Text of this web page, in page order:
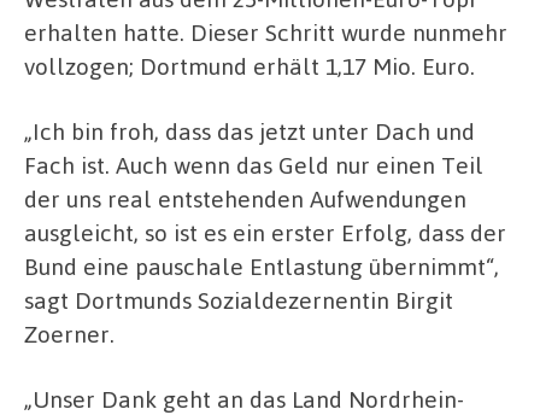
erhalten hatte. Dieser Schritt wurde nunmehr
vollzogen; Dortmund erhält 1,17 Mio. Euro.
„Ich bin froh, dass das jetzt unter Dach und
Fach ist. Auch wenn das Geld nur einen Teil
der uns real entstehenden Aufwendungen
ausgleicht, so ist es ein erster Erfolg, dass der
Bund eine pauschale Entlastung übernimmt“,
sagt Dortmunds Sozialdezernentin Birgit
Zoerner.
„Unser Dank geht an das Land Nordrhein-